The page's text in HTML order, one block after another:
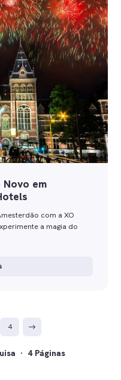
em
com a XO
a magia do
4
· 4 Páginas